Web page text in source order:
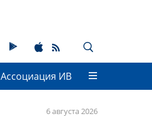
Ассоциация ИВ
6 августа 2026